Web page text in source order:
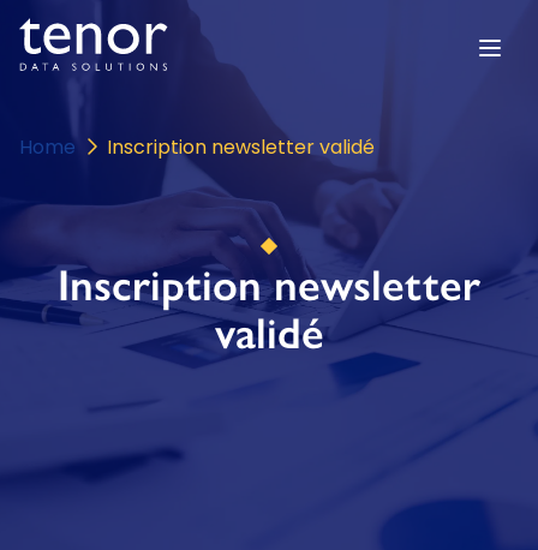
Home Inscription newsletter validé
Inscription newsletter
validé